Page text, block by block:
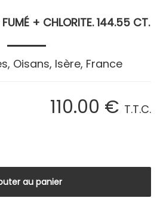
+ CHLORITE. 144.55 CT.
Oisans, Isère, France
110.00 € T.T.C.